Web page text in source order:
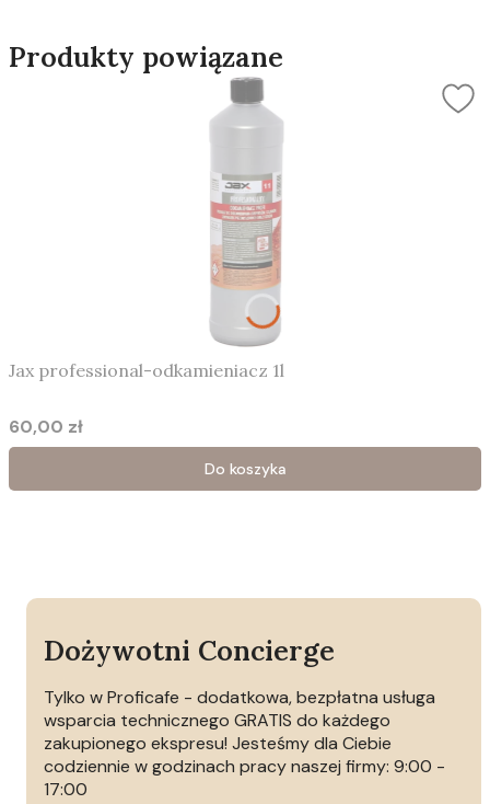
Produkty powiązane
Jax professional-odkamieniacz 1l
Cena
60,00 zł
Do koszyka
Dożywotni Concierge
Tylko w Proficafe - dodatkowa, bezpłatna usługa
wsparcia technicznego GRATIS do każdego
zakupionego ekspresu! Jesteśmy dla Ciebie
codziennie w godzinach pracy naszej firmy: 9:00 -
17:00